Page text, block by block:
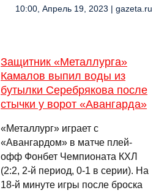
10:00, Апрель 19, 2023 | gazeta.ru
Защитник «Металлурга»
Камалов выпил воды из
бутылки Серебрякова после
стычки у ворот «Авангарда»
«Металлург» играет с
«Авангардом» в матче плей-
офф Фонбет Чемпионата КХЛ
(2:2, 2-й период, 0-1 в серии). На
18-й минуте игры после броска